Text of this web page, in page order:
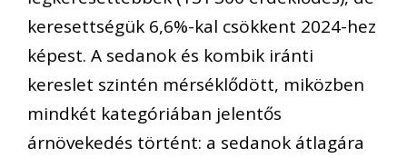
keresettségük 6,6%-kal csökkent 2024-hez
képest. A sedanok és kombik iránti
kereslet szintén mérséklődött, miközben
mindkét kategóriában jelentős
árnövekedés történt: a sedanok átlagára